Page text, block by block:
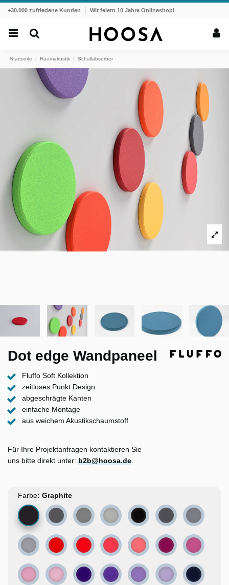
+30.000 zufriedene Kunden Wir feiern 10 Jahre Onlineshop!
Startseite Raumakustik Schallabsorber
Dot edge Wandpaneel
Fluffo Soft Kollektion
zeitloses Punkt Design
abgeschrägte Kanten
einfache Montage
aus weichem Akustikschaumstoff
Für Ihre Projektanfragen kontaktieren Sie
uns bitte direkt unter: b2b@hoosa.de
Farbe
Graphite
Concrete
Cast Iron Grey smokeBlack Lead Pewter
Oxidised silver
Crimson WatermelonRaspberry sorbetStrawberry ice cream
Ruby Rose
Pink lemonade
Peony Iris Crocus Perwinkle Lilac Denim